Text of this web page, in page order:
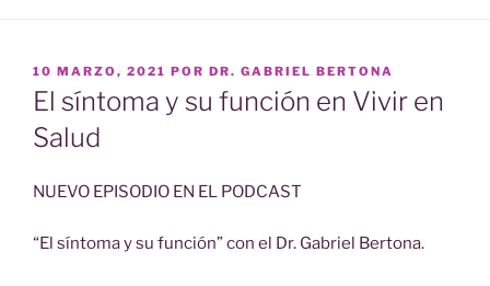
PUBLICADO
EN
10 MARZO, 2021 POR DR. GABRIEL BERTONA
El síntoma y su función en Vivir en
Salud
NUEVO EPISODIO EN EL PODCAST
“El síntoma y su función” con el Dr. Gabriel Bertona.